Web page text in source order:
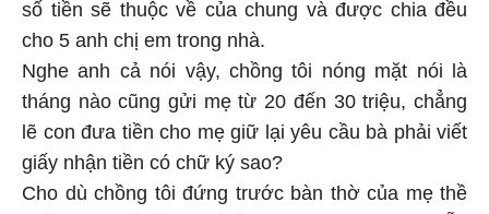
số tiền sẽ thuộc về của chung và được chia đều
cho 5 anh chị em trong nhà.
Nghe anh cả nói vậy, chồng tôi nóng mặt nói là
tháng nào cũng gửi mẹ từ 20 đến 30 triệu, chẳng
lẽ con đưa tiền cho mẹ giữ lại yêu cầu bà phải viết
giấy nhận tiền có chữ ký sao?
Cho dù chồng tôi đứng trước bàn thờ của mẹ thề